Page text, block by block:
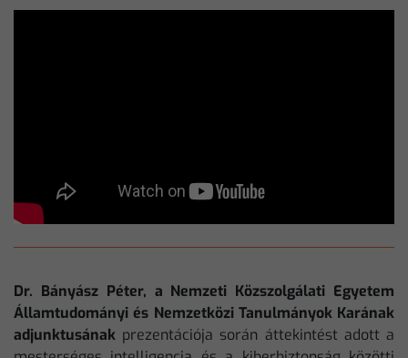
Dr. Bányász Péter, a Nemzeti Közszolgálati Egyetem
Államtudományi és Nemzetközi Tanulmányok Karának
adjunktusának prezentációja során áttekintést adott a